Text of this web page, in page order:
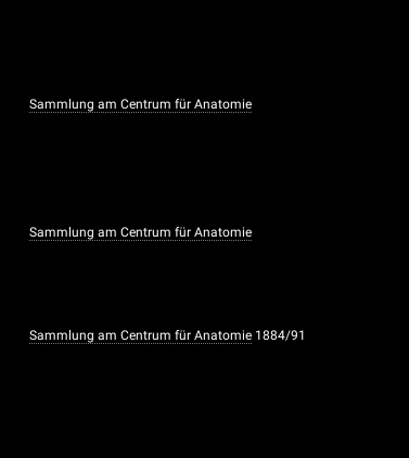
Sammlung am Centrum für Anatomie
Sammlung am Centrum für Anatomie
Sammlung am Centrum für Anatomie 1884/91